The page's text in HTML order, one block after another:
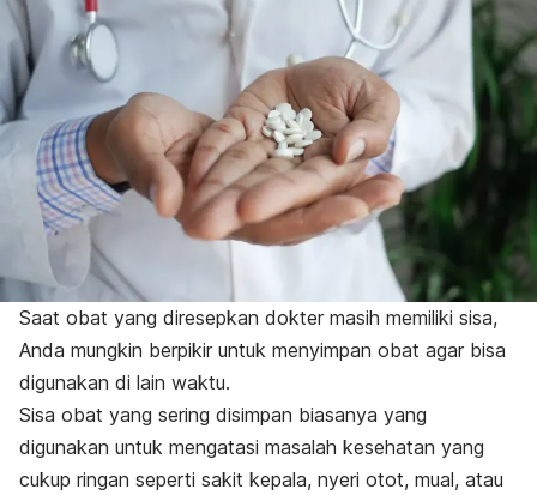
Saat obat yang diresepkan dokter masih memiliki sisa,
Anda mungkin berpikir untuk menyimpan obat agar bisa
digunakan di lain waktu.
Sisa obat yang sering disimpan biasanya yang
digunakan untuk mengatasi masalah kesehatan yang
cukup ringan seperti sakit kepala, nyeri otot, mual, atau